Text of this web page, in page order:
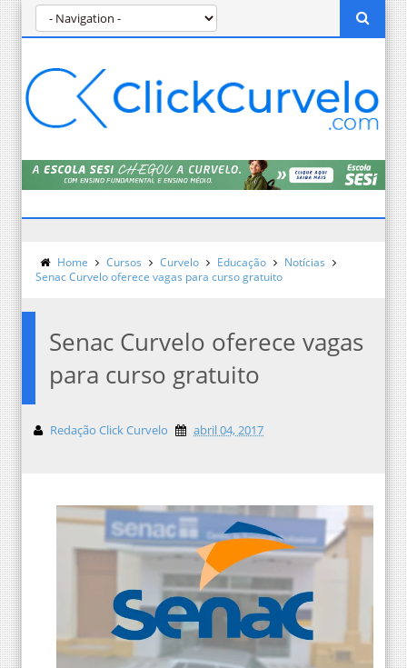
Home Cursos Curvelo Educação
Notícias
Senac Curvelo oferece vagas para curso gratuito
Senac Curvelo oferece vagas
para curso gratuito
Redação Click Curvelo abril 04, 2017